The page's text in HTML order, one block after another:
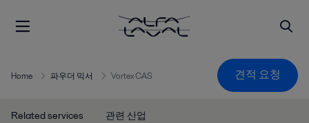
Home 파우더 믹서 Vortex CAS 견적 요청
Related services 관련 산업